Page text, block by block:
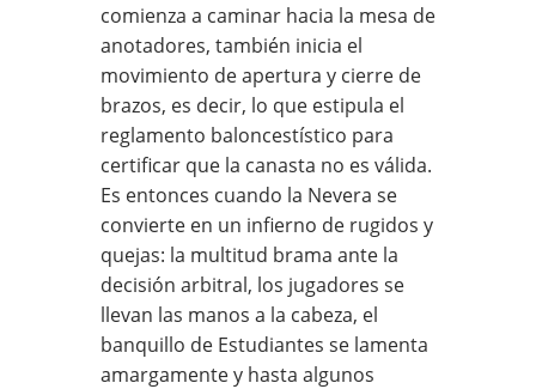
comienza a caminar hacia la mesa de
anotadores, también inicia el
movimiento de apertura y cierre de
brazos, es decir, lo que estipula el
reglamento baloncestístico para
certificar que la canasta no es válida.
Es entonces cuando la Nevera se
convierte en un infierno de rugidos y
quejas: la multitud brama ante la
decisión arbitral, los jugadores se
llevan las manos a la cabeza, el
banquillo de Estudiantes se lamenta
amargamente y hasta algunos